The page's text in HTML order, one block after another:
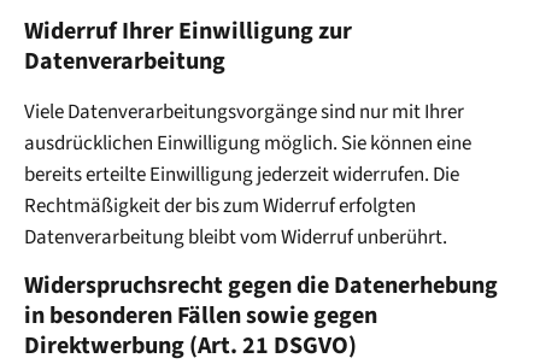
Widerruf Ihrer Einwilligung zur
Datenverarbeitung
Viele Datenverarbeitungsvorgänge sind nur mit Ihrer
ausdrücklichen Einwilligung möglich. Sie können eine
bereits erteilte Einwilligung jederzeit widerrufen. Die
Rechtmäßigkeit der bis zum Widerruf erfolgten
Datenverarbeitung bleibt vom Widerruf unberührt.
Widerspruchsrecht gegen die Datenerhebung
in besonderen Fällen sowie gegen
Direktwerbung (Art. 21 DSGVO)